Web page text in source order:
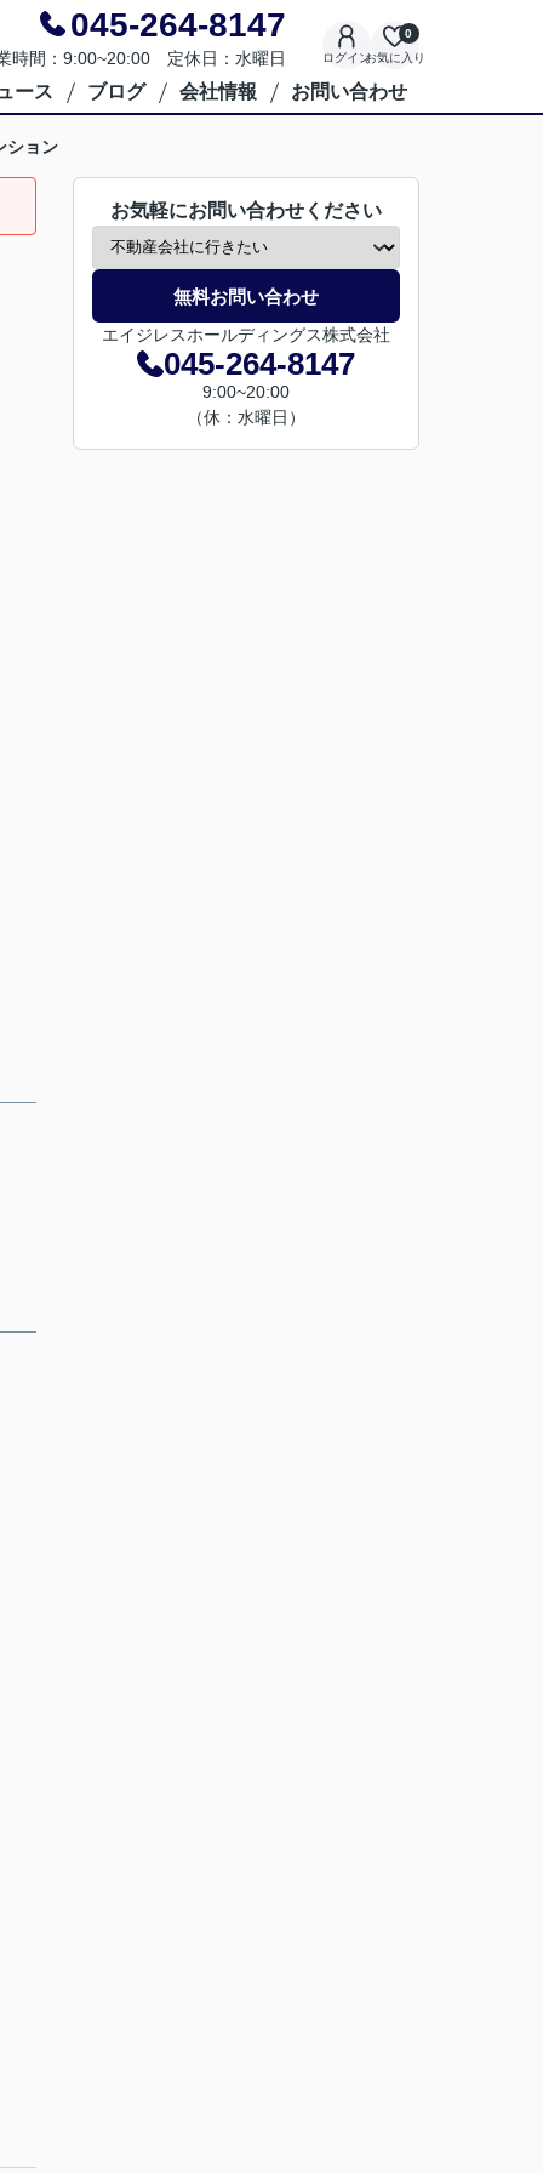
045-264-8147
時間：9:00~20:00 定休日：水曜日 ログインお気に入り
0
ース ブログ 会社情報 お問い合わせ
ション
お気軽にお問い合わせください
無料お問い合わせ
エイジレスホールディングス株式会社
045-264-8147
9:00~20:00
（休：水曜日）